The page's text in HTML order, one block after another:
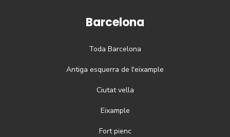
Barcelona
Toda Barcelona
Antiga esquerra de l'eixample
Ciutat vella
Eixample
Fort pienc